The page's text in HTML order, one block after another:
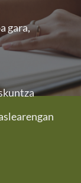
gara,